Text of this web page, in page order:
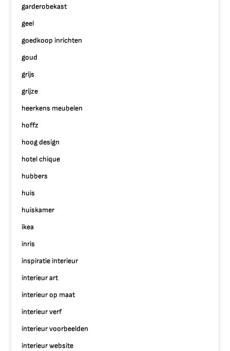
garderobekast
geel
goedkoop inrichten
goud
grijs
grijze
heerkens meubelen
hoffz
hoog design
hotel chique
hubbers
huis
huiskamer
ikea
inris
inspiratie interieur
interieur art
interieur op maat
interieur verf
interieur voorbeelden
interieur website